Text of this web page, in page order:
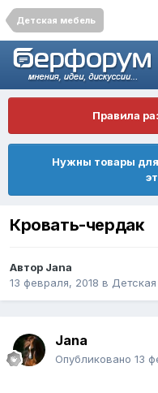
Детская мебель
Правила
Нужны товары
Кровать-чердак
Автор Jana
13 февраля, 2018 в
Jana
Опубликовано 13